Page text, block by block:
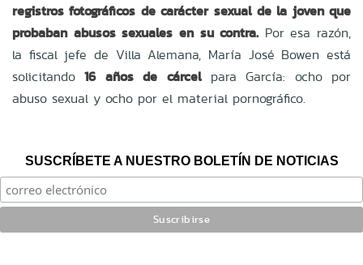
registros fotográficos de carácter sexual de la joven que
probaban abusos sexuales en su contra. Por esa razón,
la fiscal jefe de Villa Alemana, María José Bowen está
solicitando16 años de cárcelpara García: ocho por
abuso sexual y ocho por el material pornográfico.
SUSCRÍBETE A NUESTRO BOLETÍN DE NOTICIAS